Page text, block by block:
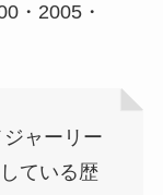
・2005・
ャーリー
ている歴